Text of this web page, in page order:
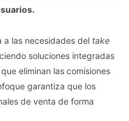
a las necesidades del take
soluciones integradas
eliminan las comisiones
garantiza que los
de venta de forma